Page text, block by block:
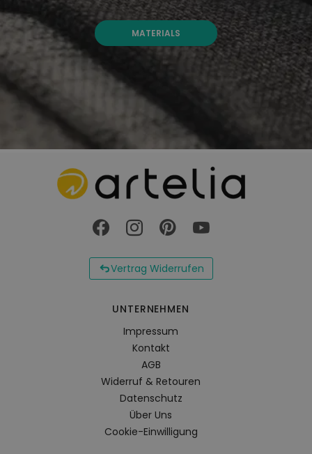
MATERIALS
Vertrag Widerrufen
UNTERNEHMEN
Impressum
Kontakt
AGB
Widerruf & Retouren
Datenschutz
Über Uns
Cookie-Einwilligung